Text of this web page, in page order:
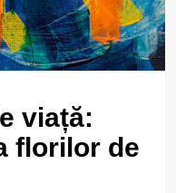
viață:
florilor de